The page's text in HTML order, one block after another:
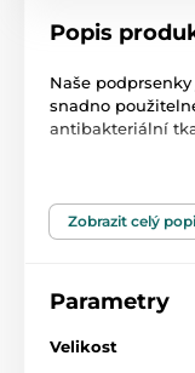
Popis
Naše
snadno
antibakteriální
hypoalergenní
perfektně sedí
odnímatelné
Materiál:
Zobrazit celý
Parametry
Velikost